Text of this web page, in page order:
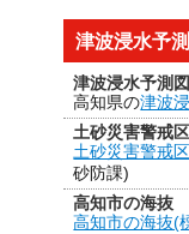
津波浸水予
津波浸水予測図
高知県の津波
土砂災害警戒
土砂災害警戒
砂防課)
高知市の海抜
高知市の海抜(